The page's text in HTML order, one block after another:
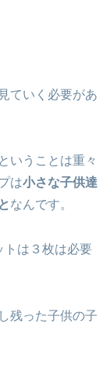
ていく必要があ
いうことは重々
は小さな子供達
なんです。
トは３枚は必要
残った子供の子